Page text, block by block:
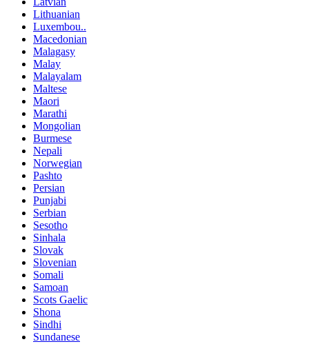
Lithuanian
Luxembou..
Macedonian
Malagasy
Malay
Malayalam
Maltese
Maori
Marathi
Mongolian
Burmese
Nepali
Norwegian
Pashto
Persian
Punjabi
Serbian
Sesotho
Sinhala
Slovak
Slovenian
Somali
Samoan
Scots Gaelic
Shona
Sindhi
Sundanese